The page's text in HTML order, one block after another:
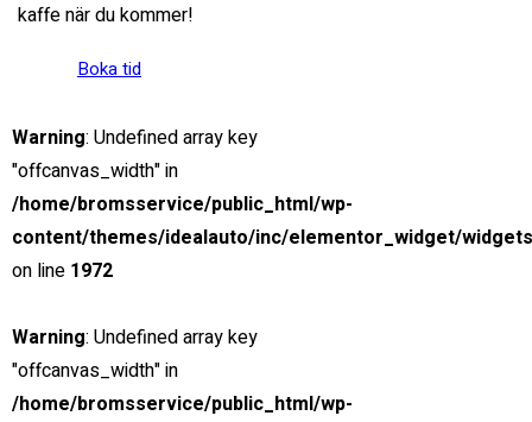
kaffe när du kommer!
Boka tid
Warning: Undefined array key
"offcanvas_width" in
/home/bromsservice/public_html/wp-
content/themes/idealauto/inc/elementor_widget/
on line 1972
Warning: Undefined array key
"offcanvas_width" in
/home/bromsservice/public_html/wp-
Verkstad med låg miljöpåverkan
Dygnet-runt jour för yrkestrafik